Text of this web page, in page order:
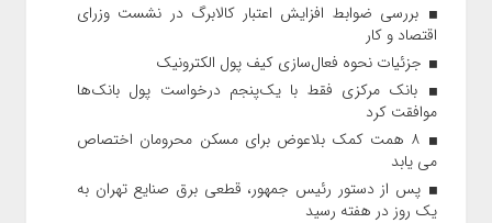
بررسی ضوابط افزایش اعتبار کالابرگ در نشست وزرای
اقتصاد و کار
جزئیات نحوه فعال‌سازی کیف پول الکترونیک
بانک مرکزی فقط با یک‌‎پنجم درخواست پول بانک‌ها
موافقت کرد
۸ همت کمک بلاعوض برای مسکن محرومان اختصاص
می یابد
پس از دستور رئیس‌ جمهور، قطعی برق صنایع تهران به
یک روز در هفته رسید